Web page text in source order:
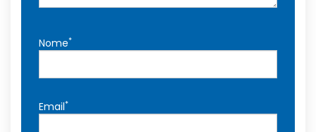
Nome*
Email*